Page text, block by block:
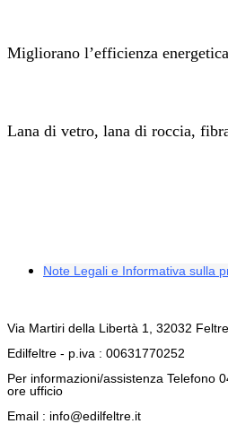
Migliorano l’efficienza
Lana di vetro, lana di roccia,
Note Legali e Informativa sulla
Via Martiri della Libertà 1, 32032
Edilfeltre - p.iva : 00631770252
Per informazioni/assistenza Telefono
ore ufficio
Email : info@edilfeltre.it